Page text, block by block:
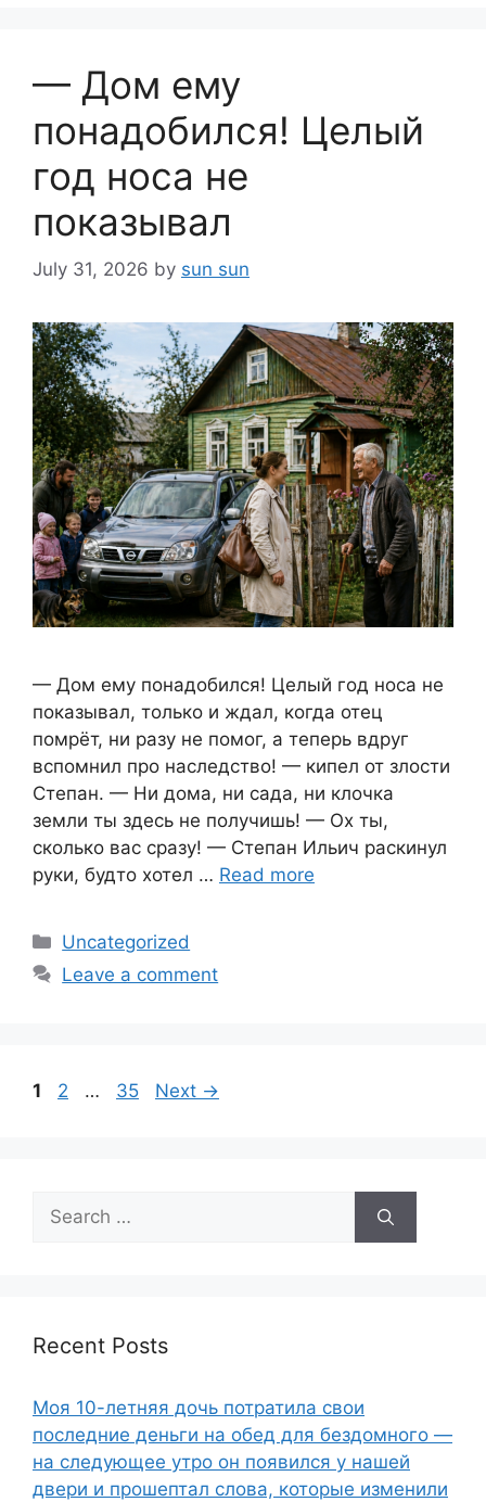
— Дом ему
понадобился! Целый
год носа не
показывал
July 31, 2026 by sun sun
— Дом ему понадобился! Целый год носа не
показывал, только и ждал, когда отец
помрёт, ни разу не помог, а теперь вдруг
вспомнил про наследство! — кипел от злости
Степан. — Ни дома, ни сада, ни клочка
земли ты здесь не получишь! — Ох ты,
сколько вас сразу! — Степан Ильич раскинул
руки, будто хотел … Read more
Categories
Uncategorized
Leave a comment
Page
1 Page
2 … Page
35 Next →
Search
for:
Recent Posts
Моя 10-летняя дочь потратила свои
последние деньги на обед для бездомного —
на следующее утро он появился у нашей
двери и прошептал слова, которые изменили